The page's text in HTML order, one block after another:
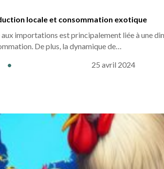
locale et consommation exotique
importations est principalement liée à une
De plus, la dynamique de…
• 25 avril 2024